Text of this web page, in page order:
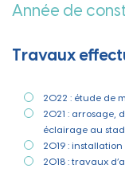
Année de
Travaux
2022 : étude de
2021 : arrosage,
éclairage au
2019 :
2018 : travaux